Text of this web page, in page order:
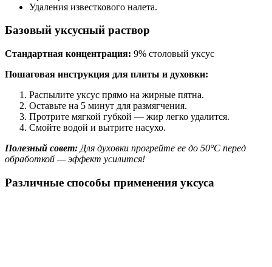
Удаления известкового налета.
Базовый уксусный раствор
Стандартная концентрация: 9% столовый уксус
Пошаговая инструкция для плиты и духовки:
Распылите уксус прямо на жирные пятна.
Оставьте на 5 минут для размягчения.
Протрите мягкой губкой — жир легко удалится.
Смойте водой и вытрите насухо.
Полезный совет: Для духовки прогрейте ее до 50°C перед
обработкой — эффект усилится!
Различные способы применения уксуса